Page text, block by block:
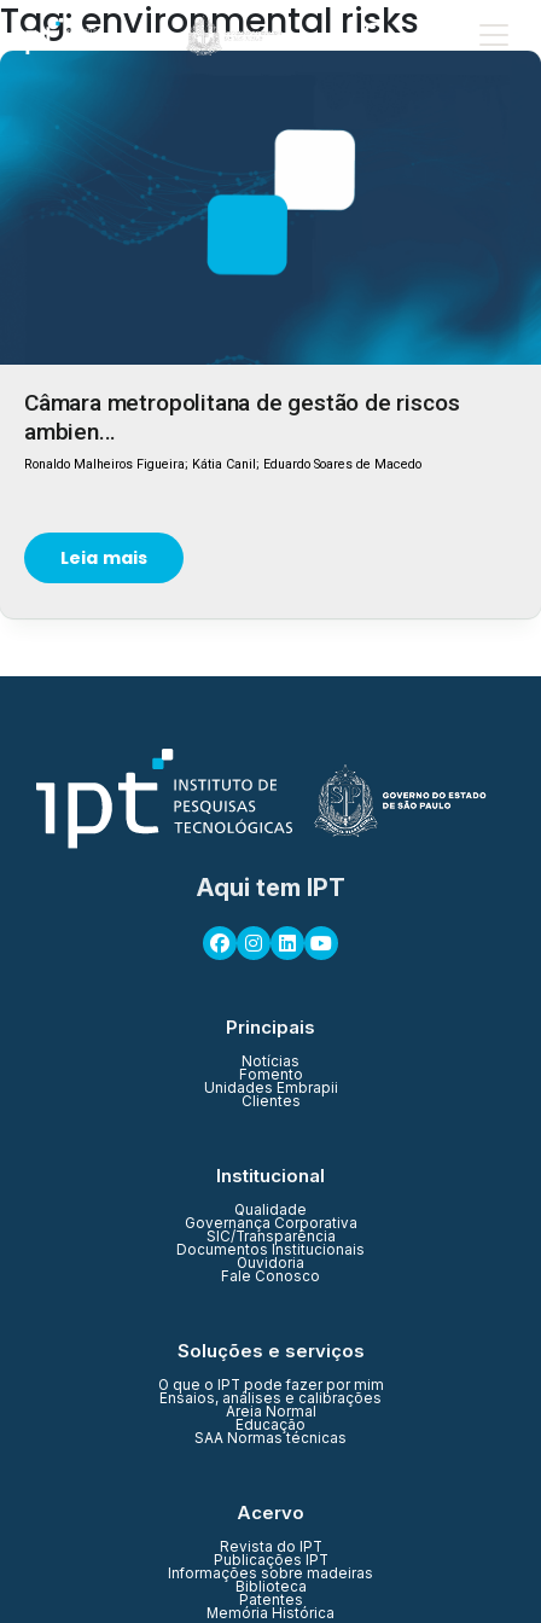
Tag: environmental risks
Câmara metropolitana de gestão de riscos
ambien...
Ronaldo Malheiros Figueira; Kátia Canil; Eduardo Soares de Macedo
Leia mais
Aqui tem IPT
Principais
Notícias
Fomento
Unidades Embrapii
Clientes
Institucional
Qualidade
Governança Corporativa
SIC/Transparência
Documentos Institucionais
Ouvidoria
Fale Conosco
Soluções e serviços
O que o IPT pode fazer por mim
Ensaios, análises e calibrações
Areia Normal
Educação
SAA Normas técnicas
Acervo
Revista do IPT
Publicações IPT
Informações sobre madeiras
Biblioteca
Patentes
Memória Histórica